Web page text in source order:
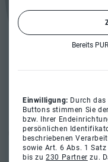
Bereits
Einwilligung: Durch
Buttons stimmen Sie
bzw. Ihrer
persönlichen
beschriebenen
sowie Art. 6 Abs. 1
bis zu230 Partner zu.